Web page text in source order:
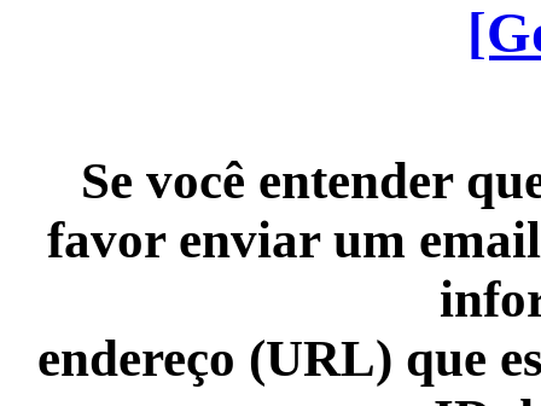
Se você entender
favor enviar um
endereço (URL) que